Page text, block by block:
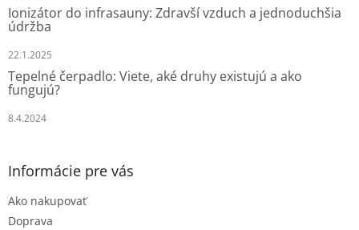
Ionizátor do infrasauny: Zdravší vzduch a jednoduchšia
údržba
22.1.2025
Tepelné čerpadlo: Viete, aké druhy existujú a ako
fungujú?
8.4.2024
Informácie pre vás
Ako nakupovať
Doprava